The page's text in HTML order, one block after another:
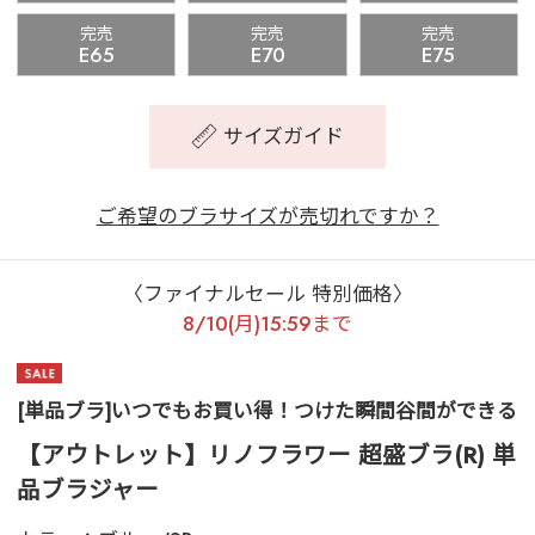
完売
E65
完売
E70
完売
E75
サイズガイド
ご希望のブラサイズが売切れですか？
〈ファイナルセール 特別価格〉
8/10(月)15:59まで
[単品ブラ]いつでもお買い得！つけた瞬間谷間ができる
【アウトレット】リノフラワー 超盛ブラ(R) 単
品ブラジャー